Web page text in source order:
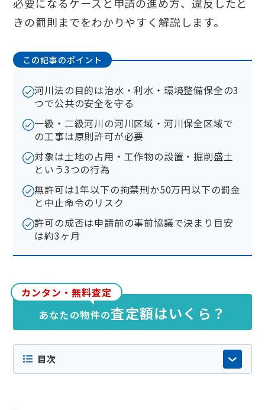
きの罰則までをわかりやすく解説します。
この記事のポイント
河川法の目的は治水・利水・環境整備保全の3
つで公共の安全を守る
一級・二級河川の河川区域・河川保全区域で
の工事は原則許可が必要
対象は土地の占用・工作物の設置・掘削盛土
という3つの行為
無許可は1年以下の拘禁刑か50万円以下の罰金
と中止命令のリスク
許可の成否は申請前の事前協議で決まり目安
は約3ヶ月
カンタン・無料査定
あなたの物件の査定額はいくら？
目次